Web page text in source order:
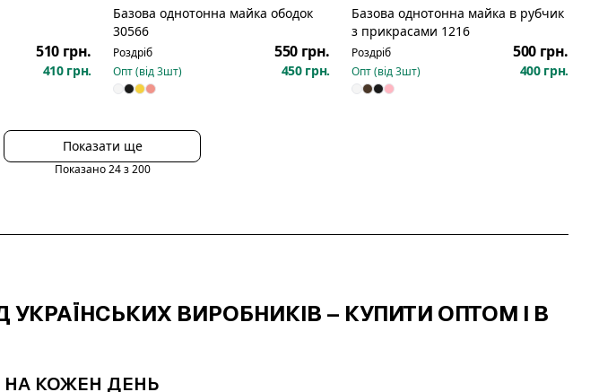
510 грн.
410 грн.
Базова однотонна майка ободок
30566
Роздріб 550 грн.
Опт (від3шт) 450 грн.
Базова однотонна майка в рубчик
з прикрасами 1216
Роздріб 500 грн.
Опт (від3шт) 400 грн.
Показати ще
Показано24з200
ВИРОБНИКІВ – КУПИТИ ОПТОМ І В
НА КОЖЕН ДЕНЬ